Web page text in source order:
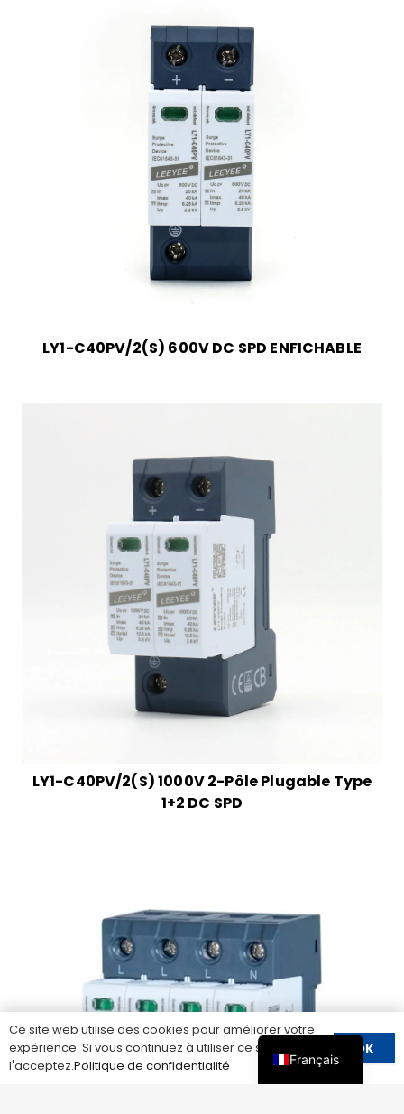
LY1-C40PV/2(S) 600V DC SPD ENFICHABLE
LY1-C40PV/2(S) 1000V 2-Pôle Plugable Type
1+2 DC SPD
Ce site web utilise des cookies pour améliorer votre
expérience. Si vous continuez à utiliser ce site, vous
l'acceptez.Politique de confidentialité
OK
Français